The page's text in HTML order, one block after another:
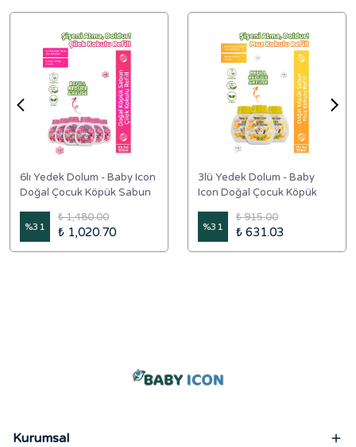
6lı Yedek Dolum - Baby Icon
Doğal Çocuk Köpük Sabun
%31
₺ 1,480.00
₺ 1,020.70
3lü Yedek Dolum - Baby
Icon Doğal Çocuk Köpük
%31
₺ 915.00
₺ 631.03
Kurumsal